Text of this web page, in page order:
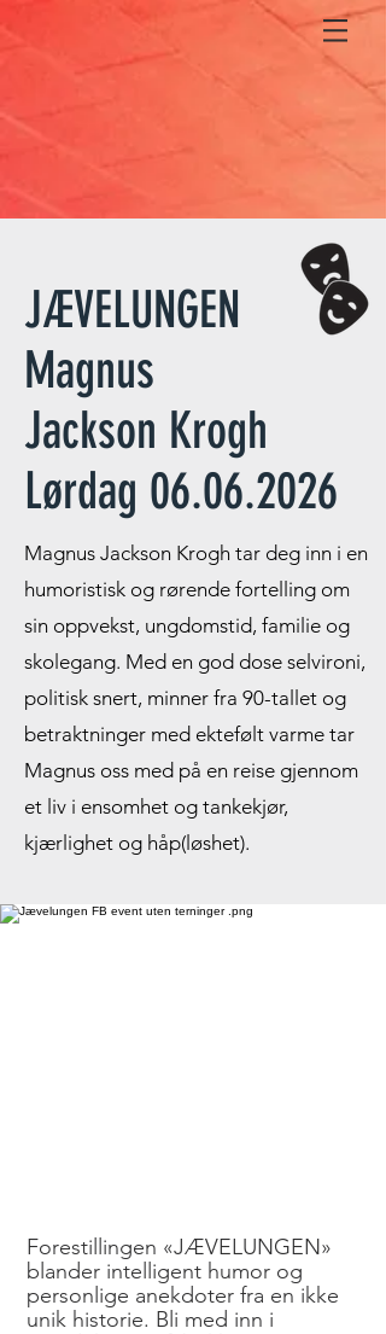
JÆVELUNGEN
Magnus
Jackson Krogh
Lørdag 06.06.2026
Magnus Jackson Krogh tar deg inn i en
humoristisk og rørende fortelling om
sin oppvekst, ungdomstid, familie og
skolegang. Med en god dose selvironi,
politisk snert, minner fra 90-tallet og
betraktninger med ektefølt varme tar
Magnus oss med på en reise gjennom
et liv i ensomhet og tankekjør,
kjærlighet og håp(løshet).
Forestillingen «JÆVELUNGEN»
blander intelligent humor og
personlige anekdoter fra en ikke
unik historie. Bli med inn i